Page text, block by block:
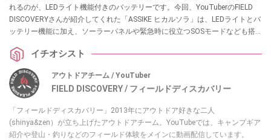
れるのが、LEDライト機能付きのバッテリーです。今回、YouTuberのFIELD
DISCOVERYさんが紹介してくれた「ASSIKE ヒカルソラ」は、LEDライトとバ
ッテリー機能に加え、ソーラーパネルや緊急時に役立つSOSモードなども搭
イチオシスト
アウトドアチーム / YouTuber
FIELD DISCOVERY / フィールドディスカバリー
「フィールドディスカバリー」2013年にアウトドア好きな二人
(shinya&zen）が立ち上げたアウトドアチーム。YouTubeでは、キャンプギア
紹介や登山・釣りなどのフィールド体験をメインに動画配信しています。